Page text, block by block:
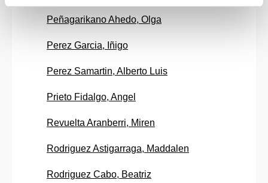
Peñagarikano Ahedo, Olga
Perez Garcia, Iñigo
Perez Samartin, Alberto Luis
Prieto Fidalgo, Angel
Revuelta Aranberri, Miren
Rodriguez Astigarraga, Maddalen
Rodriguez Cabo, Beatriz